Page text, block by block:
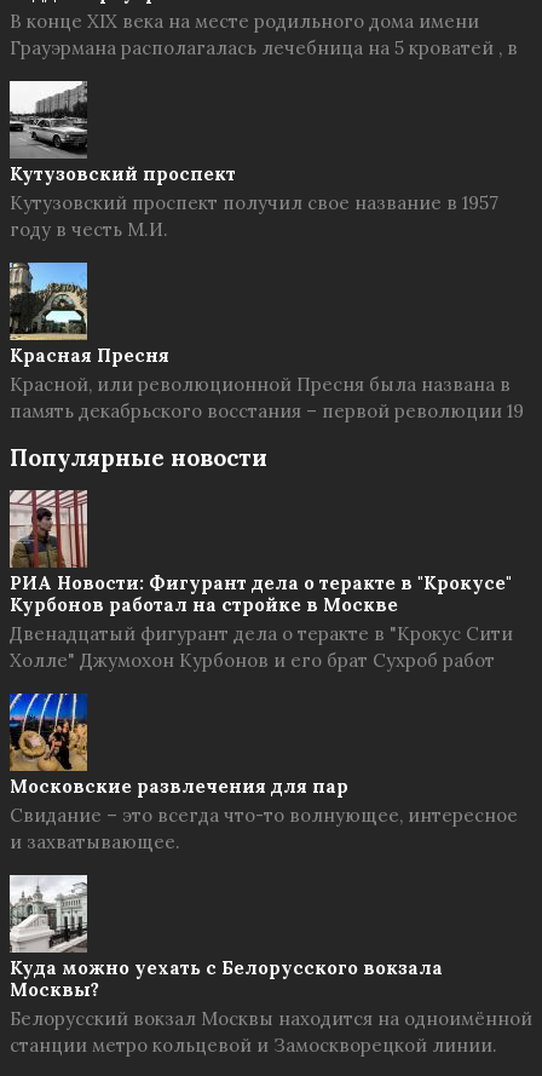
В конце XIX века на месте родильного дома имени
Грауэрмана располагалась лечебница на 5 кроватей , в
Кутузовский проспект
Кутузовский проспект получил свое название в 1957
году в честь М.И.
Красная Пресня
Красной, или революционной Пресня была названа в
память декабрьского восстания – первой революции 19
Популярные новости
РИА Новости: Фигурант дела о теракте в "Крокусе"
Курбонов работал на стройке в Москве
Двенадцатый фигурант дела о теракте в "Крокус Сити
Холле" Джумохон Курбонов и его брат Сухроб работ
Московские развлечения для пар
Свидание – это всегда что-то волнующее, интересное
и захватывающее.
Куда можно уехать с Белорусского вокзала
Москвы?
Белорусский вокзал Москвы находится на одноимённой
станции метро кольцевой и Замоскворецкой линии.